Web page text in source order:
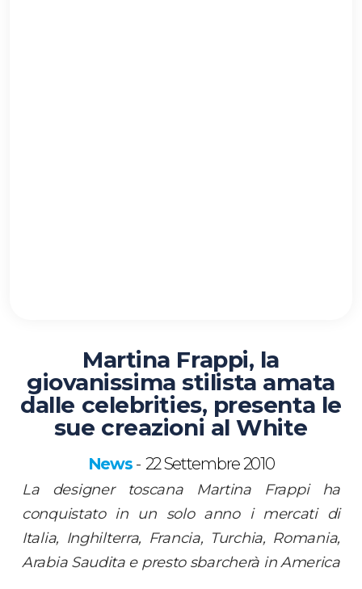
Martina Frappi, la
giovanissima stilista amata
dalle celebrities, presenta le
sue creazioni al White
News - 22 Settembre 2010
La designer toscana Martina Frappi ha
conquistato in un solo anno i mercati di
Italia, Inghilterra, Francia, Turchia, Romania,
Arabia Saudita e presto sbarcherà in America